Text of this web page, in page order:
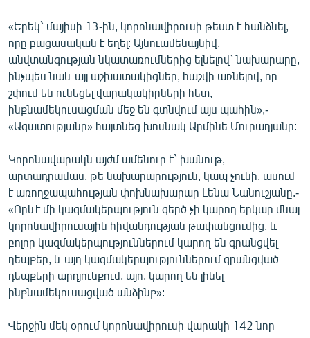
«Երեկ` մայիսի 13-ին, կորոնավիրուսի թեստ է հանձնել,
որը բացասական է եղել: Այնուամենայնիվ,
անվտանգության նկատառումներից ելնելով` նախարարը,
ինչպես նաև այլ աշխատակիցներ, հաշվի առնելով, որ
շփում են ունեցել վարակակիրների հետ,
ինքնամեկուսացման մեջ են գտնվում այս պահին»,-
«Ազատությանը» հայտնեց խոսնակ Արմինե Մուրադյանը:
Կորոնավարակն այժմ ամենուր է` խանութ,
արտադրամաս, թե նախարարություն, կապ չունի, ասում
է առողջապահության փոխնախարար Լենա Նանուշյանը.-
«Որևէ մի կազմակերպություն զերծ չի կարող երկար մնալ
կորոնավիրուսային հիվանդության թափանցումից, և
բոլոր կազմակերպություններում կարող են գրանցվել
դեպքեր, և այդ կազմակերպություններում գրանցված
դեպքերի արդյունքում, այո, կարող են լինել
ինքնամեկուսացված անձինք»:
Վերջին մեկ օրում կորոնավիրուսի վարակի 142 նոր